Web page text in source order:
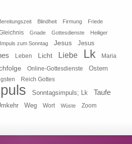
Blindheit Firmung
Friede
Gnade Gottesdienste
Heiliger
Impuls zum Sonntag Jesus
Jesus
Leben Licht Liebe Lk Maria
Online-Gottesdienste Ostern
Reich Gottes
Sonntagsimpuls; Lk Taufe
Weg Wort Wüste Zoom